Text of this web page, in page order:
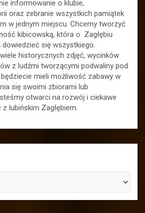
informowanie o klubie,
oraz zebranie wszystkich pamiątek
w jednym miejscu. Chcemy tworzyć
kibicowską, która o Zagłębiu
dowiedzieć się wszystkiego.
historycznych zdjęć, wycinków
z ludźmi tworzącymi podwaliny pod
mieli możliwość zabawy w
się swoimi zbiorami lub
otwarci na rozwój i ciekawe
lubińskim Zagłębiem.